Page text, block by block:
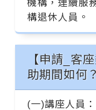
機構，連續服
構退休人員。
【申請_客
助期間如何？
(一)講座人員